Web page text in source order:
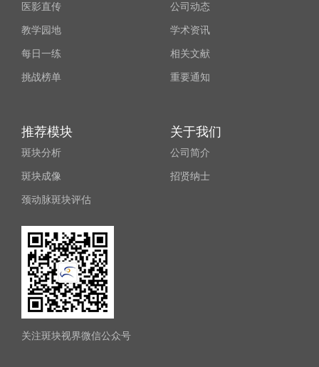
医影直传
教学园地
每日一练
挑战榜单
公司动态
学术资讯
相关文献
重要通知
推荐模块
斑块分析
斑块成像
颈动脉斑块评估
关于我们
公司简介
招贤纳士
关注斑块视界微信公众号